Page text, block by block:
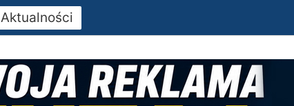
Aktualności